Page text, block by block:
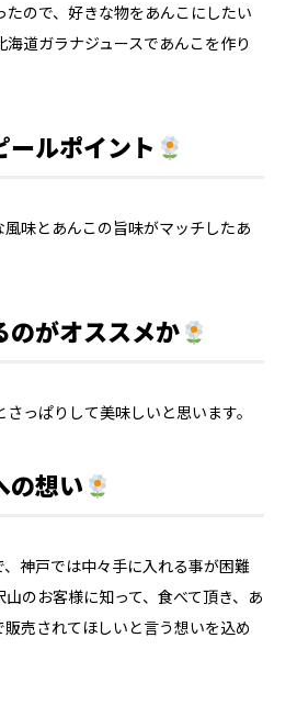
ので、好きな物をあんこにしたい
道ガラナジュースであんこを作り
ールポイント
味とあんこの旨味がマッチしたあ
のがオススメか
っぱりして美味しいと思います。
の想い
神戸では中々手に入れる事が困難
のお客様に知って、食べて頂き、あ
売されてほしいと言う想いを込め